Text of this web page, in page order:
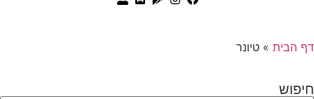
דף הבית » טיונר
חיפוש